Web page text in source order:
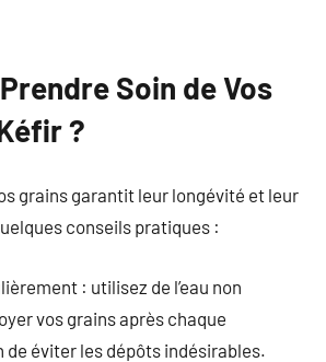
Soin de Vos
?
grains garantit leur longévité et leur
conseils pratiques :
: utilisez de l’eau non
vos grains après chaque
éviter les dépôts indésirables.